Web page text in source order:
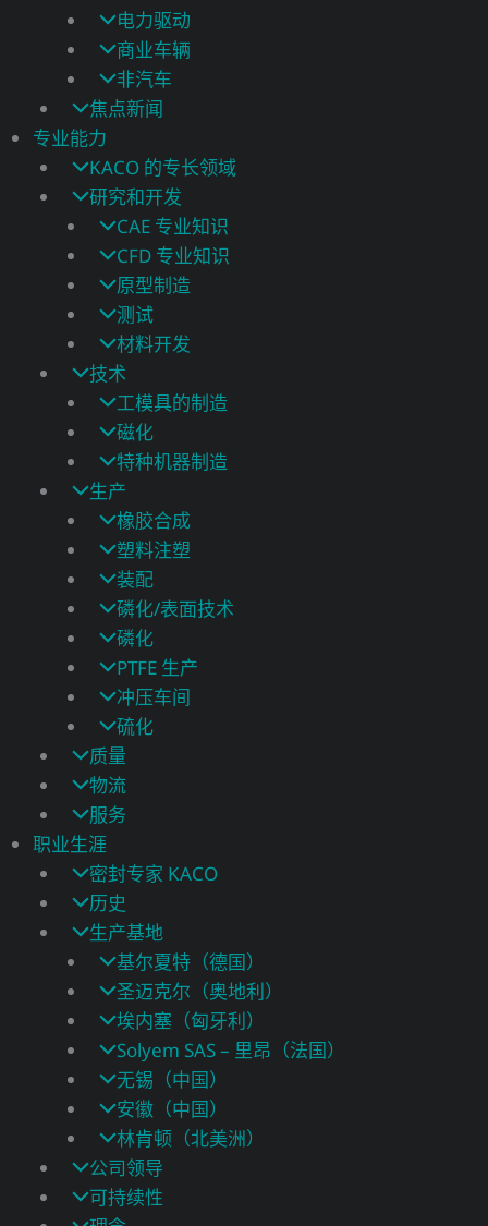
电力驱动
商业车辆
非汽车
焦点新闻
专业能力
KACO 的专长领域
研究和开发
CAE 专业知识
CFD 专业知识
原型制造
测试
材料开发
技术
工模具的制造
磁化
特种机器制造
生产
橡胶合成
塑料注塑
装配
磷化/表面技术
磷化
PTFE 生产
冲压车间
硫化
质量
物流
服务
职业生涯
密封专家 KACO
历史
生产基地
基尔夏特（德国）
圣迈克尔（奥地利）
埃内塞（匈牙利）
Solyem SAS – 里昂（法国）
无锡（中国）
安徽（中国）
林肯顿（北美洲）
公司领导
可持续性